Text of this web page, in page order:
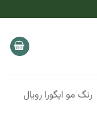
رنگ مو ایگورا رویال